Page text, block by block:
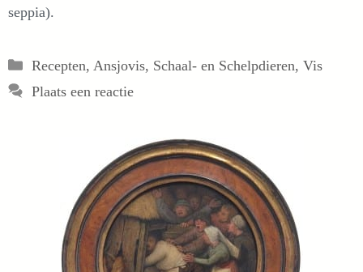
seppia).
Categorieën
Recepten, Ansjovis, Schaal- en Schelpdieren, Vis
Plaats een reactie